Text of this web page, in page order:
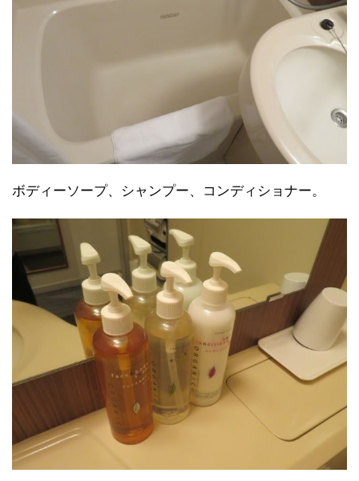
ボディーソープ、シャンプー、コンディショナー。